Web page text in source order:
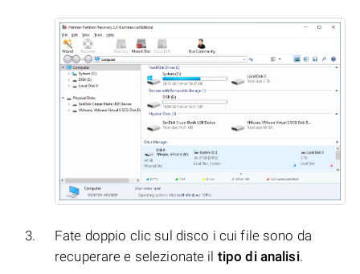
Fate doppio clic sul disco i cui file sono da
recuperare e selezionate il tipo di analisi.